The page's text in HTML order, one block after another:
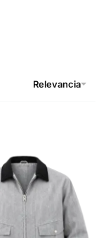
Relevancia